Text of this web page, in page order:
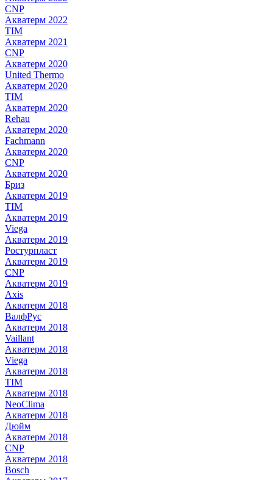
CNP
Акватерм 2022
TIM
Акватерм 2021
CNP
Акватерм 2020
United Thermo
Акватерм 2020
TIM
Акватерм 2020
Rehau
Акватерм 2020
Fachmann
Акватерм 2020
CNP
Акватерм 2020
Бриз
Акватерм 2019
TIM
Акватерм 2019
Viega
Акватерм 2019
Ростурпласт
Акватерм 2019
CNP
Акватерм 2019
Axis
Акватерм 2018
ВалфРус
Акватерм 2018
Vaillant
Акватерм 2018
Viega
Акватерм 2018
TIM
Акватерм 2018
NeoClima
Акватерм 2018
Дюйм
Акватерм 2018
CNP
Акватерм 2018
Bosch